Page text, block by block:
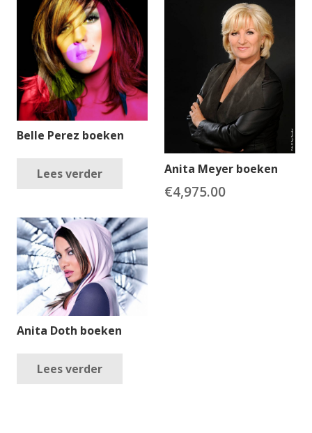
Belle Perez boeken
Lees verder Anita Meyer boeken
€4,975.00
Anita Doth boeken
Lees verder